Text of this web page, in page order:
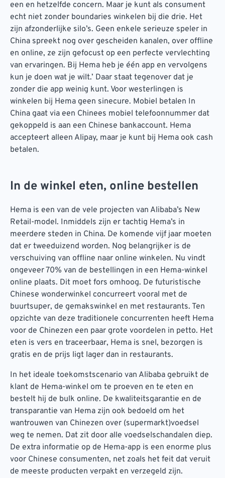
een en hetzelfde concern. Maar je kunt als consument
echt niet zonder boundaries winkelen bij die drie. Het
zijn afzonderlijke silo’s. Geen enkele serieuze speler in
China spreekt nog over gescheiden kanalen, over offline
en online, ze zijn gefocust op een perfecte vervlechting
van ervaringen. Bij Hema heb je één app en vervolgens
kun je doen wat je wilt.’ Daar staat tegenover dat je
zonder die app weinig kunt. Voor westerlingen is
winkelen bij Hema geen sinecure. Mobiel betalen In
China gaat via een Chinees mobiel telefoonnummer dat
gekoppeld is aan een Chinese bankaccount. Hema
accepteert alleen Alipay, maar je kunt bij Hema ook cash
betalen.
In de winkel eten, online bestellen
Hema is een van de vele projecten van Alibaba’s New
Retail-model. Inmiddels zijn er tachtig Hema’s in
meerdere steden in China. De komende vijf jaar moeten
dat er tweeduizend worden. Nog belangrijker is de
verschuiving van offline naar online winkelen. Nu vindt
ongeveer 70% van de bestellingen in een Hema-winkel
online plaats. Dit moet fors omhoog. De futuristische
Chinese wonderwinkel concurreert vooral met de
buurtsuper, de gemakswinkel en met restaurants. Ten
opzichte van deze traditionele concurrenten heeft Hema
voor de Chinezen een paar grote voordelen in petto. Het
eten is vers en traceerbaar, Hema is snel, bezorgen is
gratis en de prijs ligt lager dan in restaurants.
In het ideale toekomstscenario van Alibaba gebruikt de
klant de Hema-winkel om te proeven en te eten en
bestelt hij de bulk online. De kwaliteitsgarantie en de
transparantie van Hema zijn ook bedoeld om het
wantrouwen van Chinezen over (supermarkt)voedsel
weg te nemen. Dat zit door alle voedselschandalen diep.
De extra informatie op de Hema-app is een enorme plus
voor Chinese consumenten, net zoals het feit dat veruit
de meeste producten verpakt en verzegeld zijn.